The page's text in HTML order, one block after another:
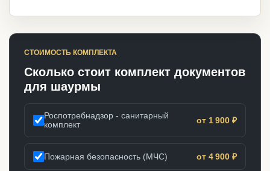
СТОИМОСТЬ КОМПЛЕКТА
Сколько стоит комплект документов
для шаурмы
Роспотребнадзор - санитарный
комплект
от 1 900 ₽
Пожарная безопасность (МЧС) от 4 900 ₽